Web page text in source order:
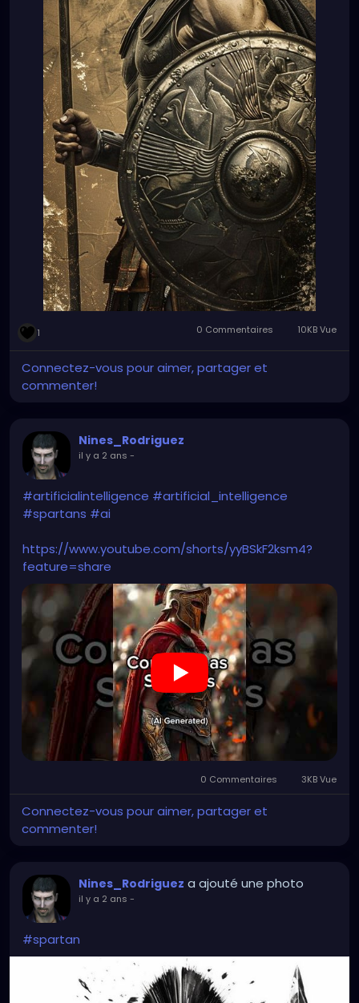
1 0 Commentaires 10KB Vue
Connectez-vous pour aimer, partager et
commenter!
Nines_Rodriguez
il y a 2 ans -
#artificialintelligence #artificial_intelligence
#spartans #ai
https://www.youtube.com/shorts/yyBSkF2ksm4?
feature=share
0 Commentaires 3KB Vue
Connectez-vous pour aimer, partager et
commenter!
Nines_Rodriguez a ajouté une photo
il y a 2 ans -
#spartan